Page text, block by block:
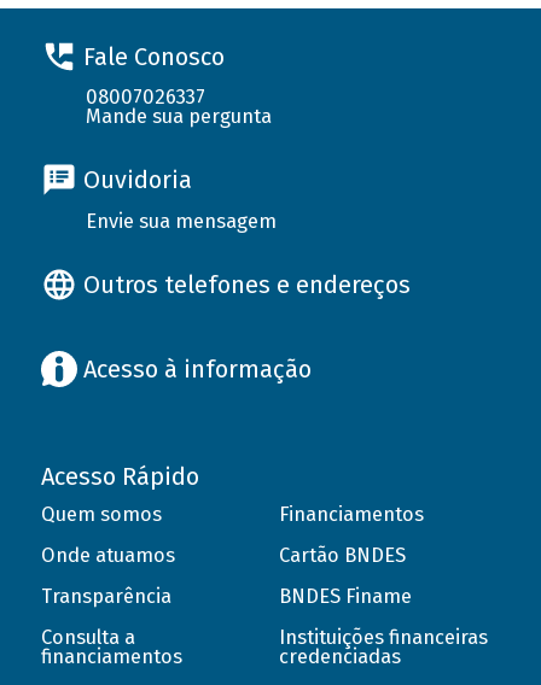
Fale Conosco
08007026337
Mande sua pergunta
Ouvidoria
Envie sua mensagem
Outros telefones e endereços
Acesso à informação
Acesso Rápido
Quem somos
Onde atuamos
Transparência
Consulta a
financiamentos
Financiamentos
Cartão BNDES
BNDES Finame
Instituições financeiras
credenciadas